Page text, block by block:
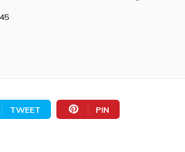
TWEET PIN